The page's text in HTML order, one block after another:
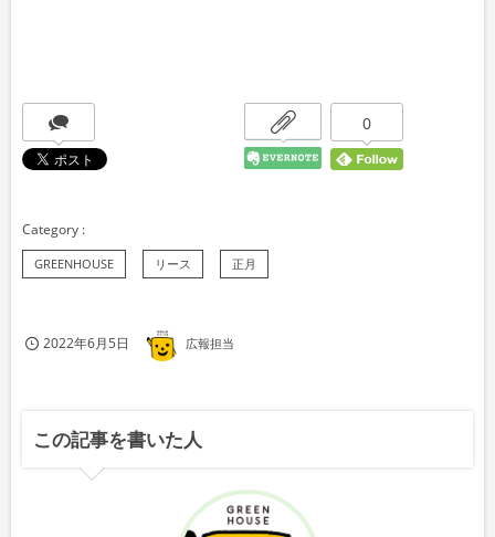
0
GREENHOUSE リース 正月
2022年6月5日 広報担当
この記事を書いた人